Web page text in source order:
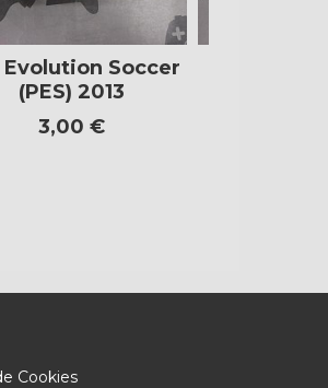
Evolution Soccer
(PES) 2013
3,00 €
Cookies